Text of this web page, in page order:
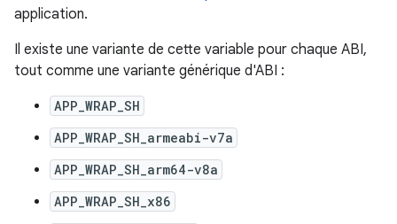
application.
Il existe une variante de cette variable pour chaque ABI,
tout comme une variante générique d'ABI :
APP_WRAP_SH
APP_WRAP_SH_armeabi-v7a
APP_WRAP_SH_arm64-v8a
APP_WRAP_SH_x86